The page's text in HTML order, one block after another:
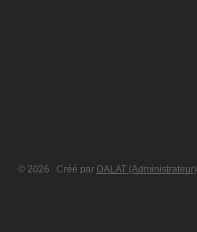
© 2026 Créé par DALAT (Administrateur)